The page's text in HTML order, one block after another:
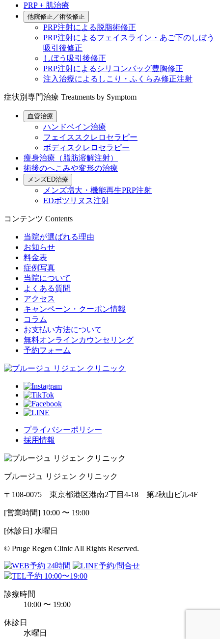
PRP + 肌治療
他院修正／術後修正
PRP注射による脱脂術修正
PRP注射によるフェイスライン・あご下のしぼう
吸引後修正
しぼう吸引後修正
PRP注射によるシリコンバッグ豊胸修正
注入治療によるしこり・ふくらみ修正注射
症状別専門治療 Treatments by Symptom
血管治療
ハンドベイン治療
フェイススクレロセラピー
ボディスクレロセラピー
痩身治療（脂肪溶解注射）
術後のへこみや変形の治療
メンズED治療
メンズ増大・機能再生PRP注射
EDボツリヌス注射
コンテンツ Contents
当院が選ばれる理由
お知らせ
料金表
症例写真
当院について
よくある質問
アクセス
キャンペーン・クーポン情報
コラム
お支払い方法について
無料オンラインカウンセリング
予約フォーム
プライバシーポリシー
採用情報
プルージュ リジェン クリニック
〒108-0075 東京都港区港南2丁目4-18 第2秋山ビル4F
[営業時間] 10:00 〜 19:00
[休診日] 水曜日
© Pruge Regen Clinic All Rights Reserved.
診療時間
10:00 〜 19:00
休診日
水曜日